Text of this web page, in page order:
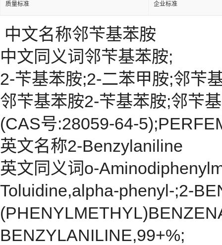
质量标准 企业标准
中文名称邻苄基苯胺
中文同义词邻苄基苯胺;
2-苄基苯胺;2-二苯甲胺;邻苄
邻苄基苯胺2-苄基苯胺;邻苄
(CAS号:28059-64-
英文名称2-Benzylaniline
英文同义词o-
Toluidine,alpha-phenyl-;2-
BENZYLANILINE,99+%;